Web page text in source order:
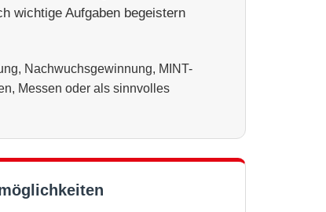
wichtige Aufgaben begeistern
Nachwuchsgewinnung, MINT-
Messen oder als sinnvolles